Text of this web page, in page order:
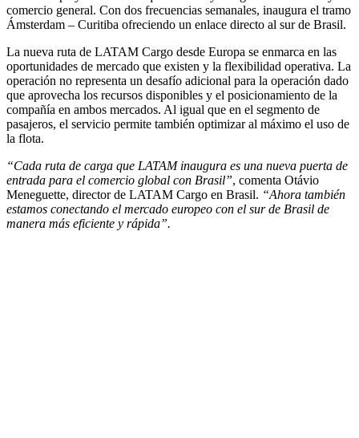
comercio general. Con dos frecuencias semanales, inaugura el tramo
Ámsterdam – Curitiba ofreciendo un enlace directo al sur de Brasil.
La nueva ruta de LATAM Cargo desde Europa se enmarca en las
oportunidades de mercado que existen y la flexibilidad operativa. La
operación no representa un desafío adicional para la operación dado
que aprovecha los recursos disponibles y el posicionamiento de la
compañía en ambos mercados. Al igual que en el segmento de
pasajeros, el servicio permite también optimizar al máximo el uso de
la flota.
“Cada ruta de carga que LATAM inaugura es una nueva puerta de
entrada para el comercio global con Brasil”, comenta Otávio
Meneguette, director de LATAM Cargo en Brasil. “Ahora también
estamos conectando el mercado europeo con el sur de Brasil de
manera más eficiente y rápida”.